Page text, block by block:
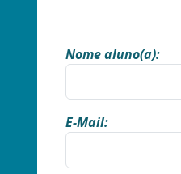
Nome aluno(a):
E-Mail: